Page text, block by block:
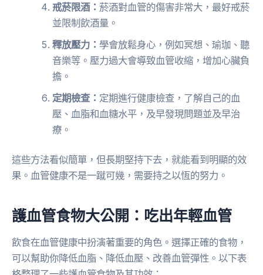
戒菸限酒：菸酒對血管的傷害非常大，最好戒菸
並限制飲酒量。
釋放壓力： 學會放鬆身心，例如冥想、瑜珈、聽
音樂等。壓力過大會導致血管收縮，增加心臟負
擔。
定期檢查： 定期進行健康檢查，了解自己的血
壓、血脂和血糖水平，及早發現問題並及早治
療。
這些方法看似簡單，但長期堅持下去，就能看到明顯的效
果。血管健康不是一蹴可幾，需要持之以恆的努力。
護血管食物大公開：吃出年輕血管
飲食在血管健康中扮演著重要的角色。選擇正確的食物，
可以幫助你降低血脂、降低血壓、改善血管彈性。以下表